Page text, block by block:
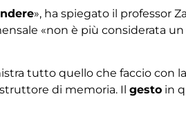
», ha spiegato il professor
«non è più considerata
tutto quello che faccio con
di memoria. Il gesto in